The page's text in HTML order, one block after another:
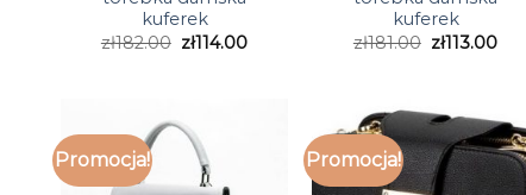
kuferek
zł182.00 zł114.00
kuferek
zł181.00 zł113.00
Promocja! Promocja!